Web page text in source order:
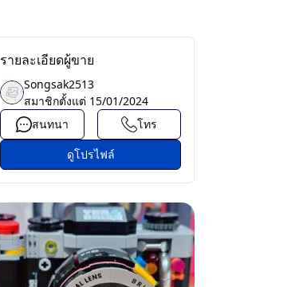
รายละเอียดผู้ขาย
Songsak2513
สมาชิกตั้งแต่ 15/01/2024
สนทนา
โทร
ดูโปรไฟล์